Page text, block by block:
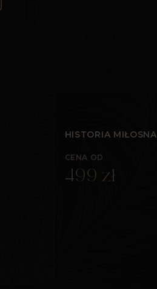
HISTORIA MIŁOSNA
CENA OD
499 zł